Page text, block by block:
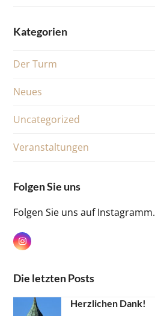
Kategorien
Der Turm
Neues
Uncategorized
Veranstaltungen
Folgen Sie uns
Folgen Sie uns auf Instagramm.
Instagram
Die letzten Posts
Herzlichen Dank!